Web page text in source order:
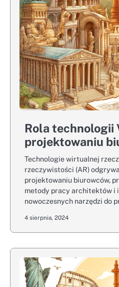
Rola technologii
projektowaniu
Technologie wirtualnej
rzeczywistości (AR)
projektowaniu biurowców,
metody pracy architektów i
nowoczesnych narzędzi do
4 sierpnia, 2024